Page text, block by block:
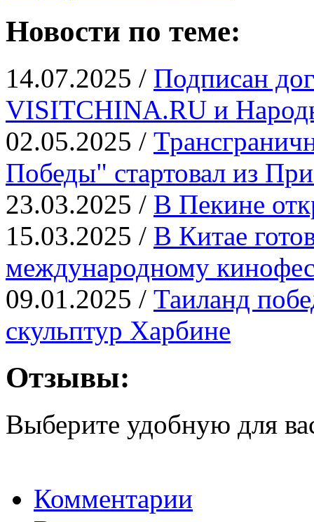
Новости по теме:
14.07.2025 / Подписан
VISITCHINA.RU и
02.05.2025 /
Победы" стартовал из
23.03.2025 / В Пекине
15.03.2025 / В Китае
международному
09.01.2025 / Таиланд
скульптур Харбине
Отзывы:
Выберите удобную для
Комментарии